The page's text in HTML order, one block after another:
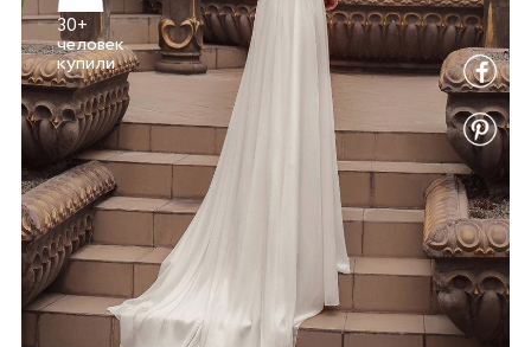
30+
человек
купили